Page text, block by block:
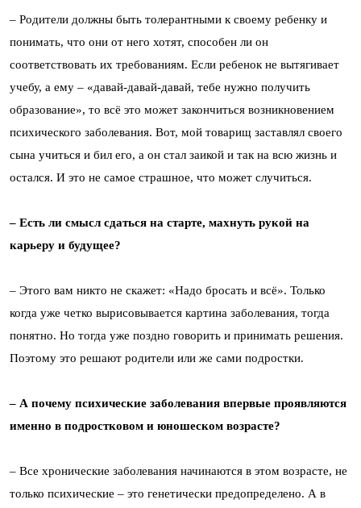
– Родители должны быть толерантными к своему ребенку и
понимать, что они от него хотят, способен ли он
соответствовать их требованиям. Если ребенок не вытягивает
учебу, а ему – «давай-давай-давай, тебе нужно получить
образование», то всё это может закончиться возникновением
психического заболевания. Вот, мой товарищ заставлял своего
сына учиться и бил его, а он стал заикой и так на всю жизнь и
остался. И это не самое страшное, что может случиться.
– Есть ли смысл сдаться на старте, махнуть рукой на
карьеру и будущее?
– Этого вам никто не скажет: «Надо бросать и всё». Только
когда уже четко вырисовывается картина заболевания, тогда
понятно. Но тогда уже поздно говорить и принимать решения.
Поэтому это решают родители или же сами подростки.
– А почему психические заболевания впервые проявляются
именно в подростковом и юношеском возрасте?
– Все хронические заболевания начинаются в этом возрасте, не
только психические – это генетически предопределено. А в